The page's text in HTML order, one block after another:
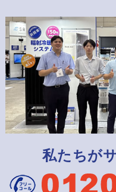
私たちが